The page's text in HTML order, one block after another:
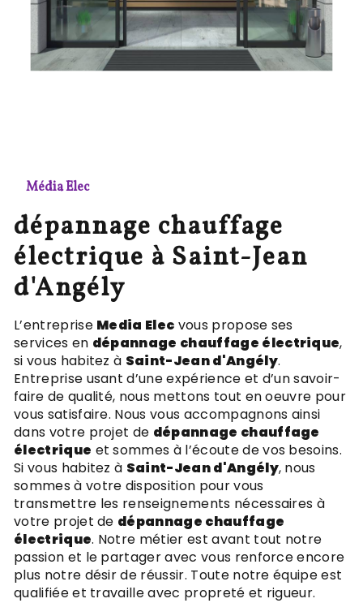
Média Elec
dépannage chauffage
électrique à Saint-Jean
d'Angély
L’entreprise Media Elec vous propose ses
services en dépannage chauffage électrique,
si vous habitez à Saint-Jean d'Angély.
Entreprise usant d’une expérience et d’un savoir-
faire de qualité, nous mettons tout en oeuvre pour
vous satisfaire. Nous vous accompagnons ainsi
dans votre projet de dépannage chauffage
électrique et sommes à l’écoute de vos besoins.
Si vous habitez à Saint-Jean d'Angély, nous
sommes à votre disposition pour vous
transmettre les renseignements nécessaires à
votre projet de dépannage chauffage
électrique. Notre métier est avant tout notre
passion et le partager avec vous renforce encore
plus notre désir de réussir. Toute notre équipe est
qualifiée et travaille avec propreté et rigueur.